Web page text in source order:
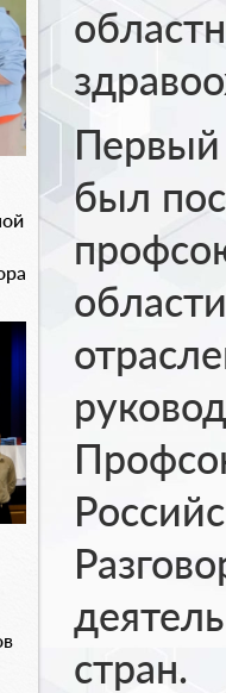
Первый
был
стран.